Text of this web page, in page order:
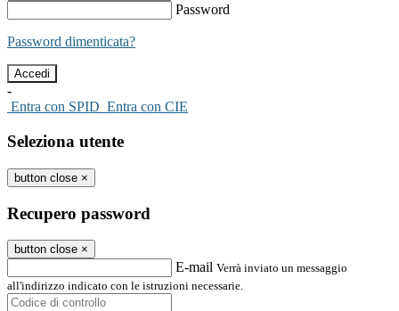
Password
Password dimenticata?
-
Entra con SPID Entra con CIE
Seleziona utente
button close ×
Recupero password
button close ×
E-mail Verrà inviato un messaggio
all'indirizzo indicato con le istruzioni necessarie.